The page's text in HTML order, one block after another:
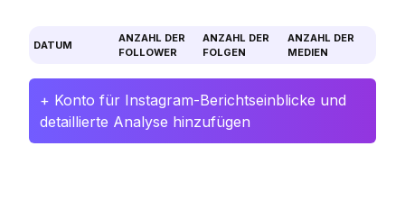
DATUM
ANZAHL DER
FOLLOWER
ANZAHL DER
FOLGEN
ANZAHL DER
MEDIEN
+ Konto für Instagram-Berichtseinblicke und
detaillierte Analyse hinzufügen